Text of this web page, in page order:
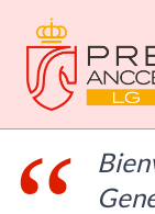
contenido
principal